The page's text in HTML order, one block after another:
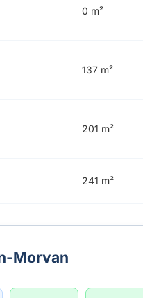
0 m²
137 m²
201 m²
241 m²
Morvan